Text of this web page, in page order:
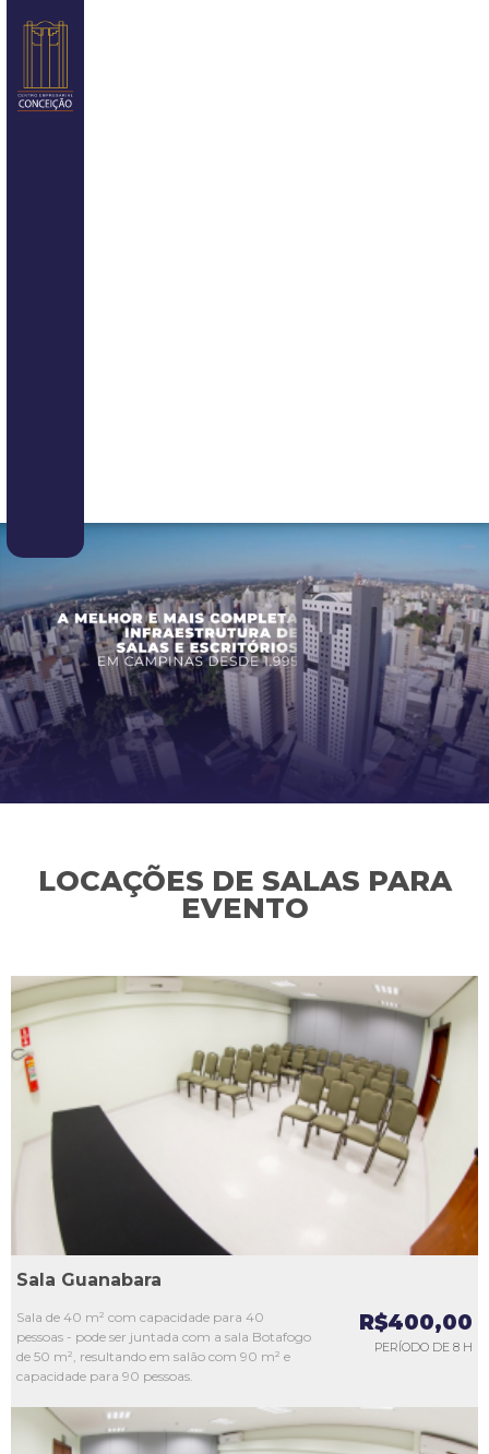
LOCAÇÕES DE SALAS PARA
EVENTO
L4
L5
Sala Guanabara
Sala de 40 m² com capacidade para 40
pessoas - pode ser juntada com a sala Botafogo
de 50 m², resultando em salão com 90 m² e
capacidade para 90 pessoas.
R$400,00
PERÍODO DE 8 H